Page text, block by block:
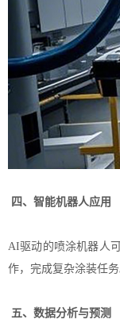
四、智能机器人应用
AI驱动的喷涂机器人
作，完成复杂涂装任务
五、数据分析与预测